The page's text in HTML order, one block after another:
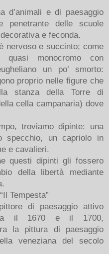
d’animali e di paesaggio
delle scuole
e feconda.
nervoso e succinto; come
monocromo con
un po’ smorto:
proprio nelle figure che
stanza della Torre di
cella campanaria) dove
troviamo dipinte: una
specchio, un capriolo in
e cavalieri.
questi dipinti gli fossero
della libertà mediante
Tempesta”
di paesaggio attivo
fra il 1670 e il 1700,
la pittura di paesaggio
veneziana del secolo